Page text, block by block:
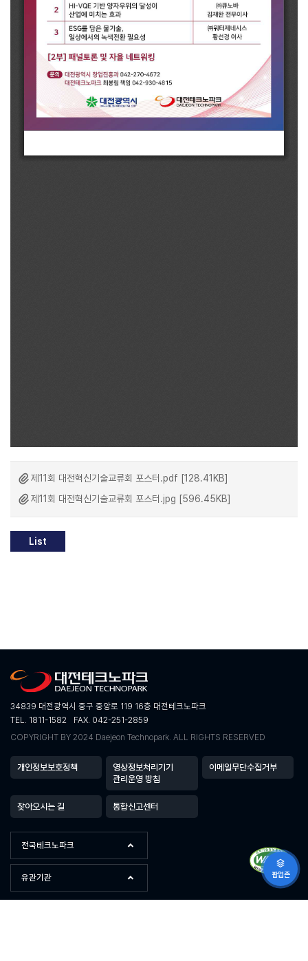
제11회 대전혁신기술교류회 포스터.pdf [128.41KB]
제11회 대전혁신기술교류회 포스터.jpg [596.45KB]
List
34839 대전광역시 중구 중앙로 119 16층 대전테크노파크
TEL. 1811-1582
FAX. 042-251-2859
COPYRIGHT BY 2024 Daejeon Technopark. ALL RIGHTS RESERVED
전국테크노파크
유관기관
개인정보보호정책
영상정보처리기기
관리운영 방침
이메일무단수집거부
찾아오시는 길 통합신고센터
팝업존